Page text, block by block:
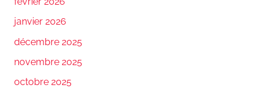
janvier 2026
décembre 2025
novembre 2025
octobre 2025